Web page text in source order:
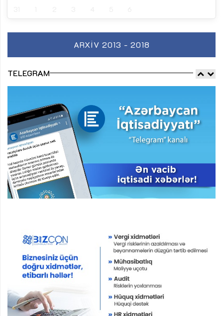
ARXIV 2013 - 2018
TELEGRAM